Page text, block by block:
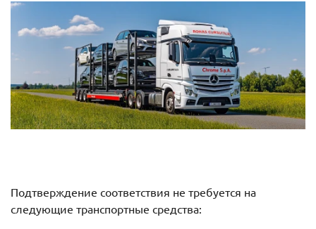
Подтверждение соответствия не требуется на
следующие транспортные средства: